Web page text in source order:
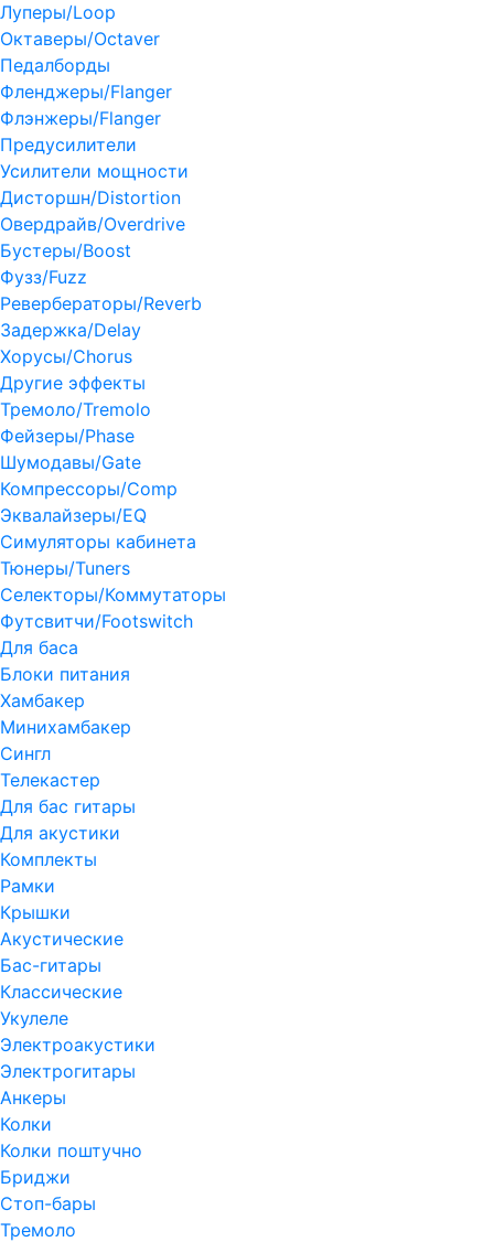
Луперы/Loop
Октаверы/Octaver
Педалборды
Фленджеры/Flanger
Флэнжеры/Flanger
Предусилители
Усилители мощности
Дисторшн/Distortion
Овердрайв/Overdrive
Бустеры/Boost
Фузз/Fuzz
Ревербераторы/Reverb
Задержка/Delay
Хорусы/Chorus
Другие эффекты
Тремоло/Tremolo
Фейзеры/Phase
Шумодавы/Gate
Компрессоры/Comp
Эквалайзеры/EQ
Симуляторы кабинета
Тюнеры/Tuners
Селекторы/Коммутаторы
Футсвитчи/Footswitch
Для баса
Блоки питания
Хамбакер
Минихамбакер
Сингл
Телекастер
Для бас гитары
Для акустики
Комплекты
Рамки
Крышки
Акустические
Бас-гитары
Классические
Укулеле
Электроакустики
Электрогитары
Анкеры
Колки
Колки поштучно
Бриджи
Стоп-бары
Тремоло